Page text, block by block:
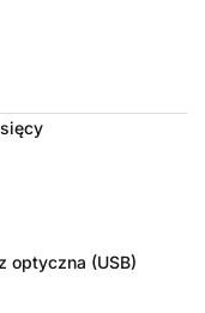
optyczna (USB)